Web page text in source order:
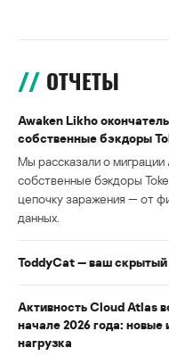
ОТЧЕТЫ
Awaken Likho
собственные бэкдоры
Мы рассказали о
собственные бэкдоры
цепочку заражения — от
данных.
ToddyCat — ваш скрытый
Активность Cloud Atlas
начале 2026 года:
нагрузка